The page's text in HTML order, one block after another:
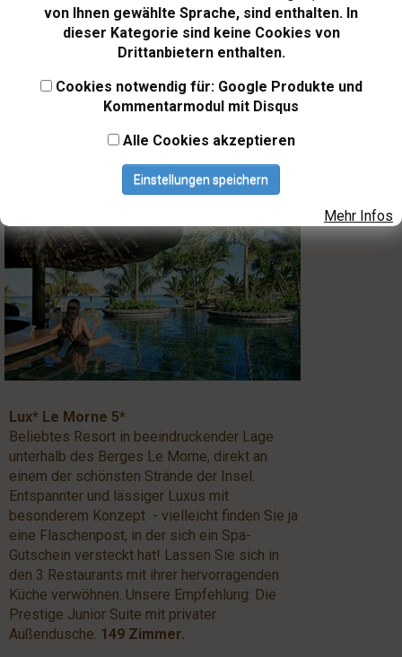
sehr komfortabel und modern eingerichtet,
einige verfügen auch über eine Außendusche.
Lassen Sie sich in 6 Restaurants mit
genießen Sie eine Anwendung im charmanten
Clarins-Spa oder nutzen Sie das vielfältige
333 Zimmer.
Lux* Le Morne 5*
Beliebtes Resort in beeindruckender Lage
unterhalb des Berges Le Morne, direkt an
einem der schönsten Strände der Insel.
Entspannter und lässiger Luxus mit
besonderem Konzept - vielleicht finden Sie ja
eine Flaschenpost, in der sich ein Spa-
Gutschein versteckt hat! Lassen Sie sich in
den 3 Restaurants mit ihrer hervorragenden
Küche verwöhnen. Unsere Empfehlung: Die
Prestige Junior Suite mit privater
Außendusche. 149 Zimmer.
von Ihnen gewählte Sprache, sind enthalten. In
dieser Kategorie sind keine Cookies von
Drittanbietern enthalten.
Cookies notwendig für: Google Produkte und
Kommentarmodul mit Disqus
Alle Cookies akzeptieren
Einstellungen speichern
Mehr Infos